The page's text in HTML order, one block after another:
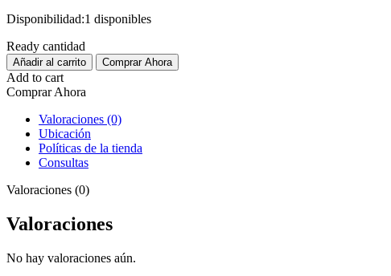
Disponibilidad:1 disponibles
Ready cantidad
Añadir al carrito Comprar Ahora
Add to cart
Comprar Ahora
Valoraciones (0)
Ubicación
Políticas de la tienda
Consultas
Valoraciones (0)
Valoraciones
No hay valoraciones aún.